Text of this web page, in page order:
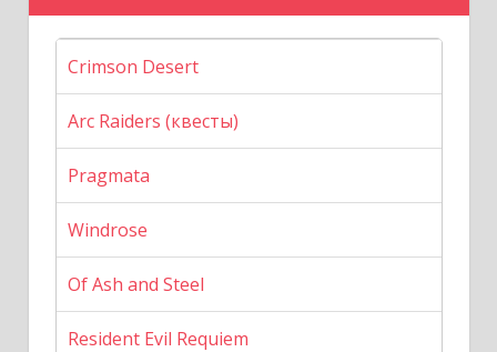
Crimson Desert
Arc Raiders (квесты)
Pragmata
Windrose
Of Ash and Steel
Resident Evil Requiem